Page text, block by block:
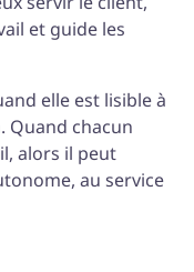
et guide les
elle est lisible à
Quand chacun
alors il peut
au service